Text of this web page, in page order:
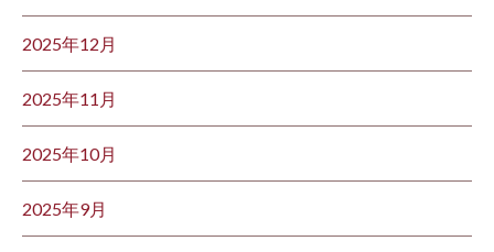
2025年12月
2025年11月
2025年10月
2025年9月